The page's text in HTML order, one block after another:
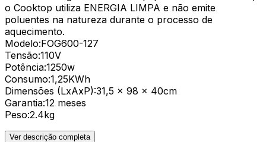
o Cooktop utiliza ENERGIA LIMPA e não emite
poluentes na natureza durante o processo de
aquecimento.
Modelo:FOG600-127
Tensão:110V
Potência:1250w
Consumo:1,25KWh
Dimensões (LxAxP):31,5 x 98 x 40cm
Garantia:12 meses
Peso:2.4kg
Ver descrição completa